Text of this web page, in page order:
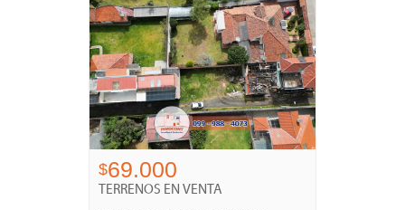
$69.000
TERRENOS EN VENTA